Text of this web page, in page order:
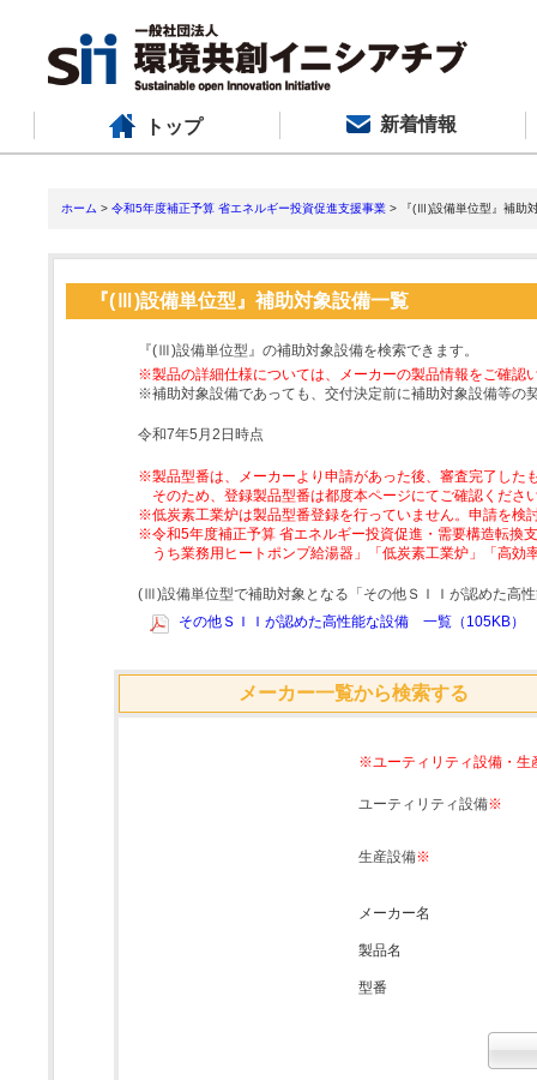
トップ 新着情報
ホーム > 令和5年度補正予算 省エネルギー投資促進支援事業 > 『(Ⅲ)設備単位型』補助
『(Ⅲ)設備単位型』補助対象設備一覧
『(Ⅲ)設備単位型』の補助対象設備を検索できます。
※製品の詳細仕様については、メーカーの製品情報をご確認
※補助対象設備であっても、交付決定前に補助対象設備等の
令和7年5月2日時点
※製品型番は、メーカーより申請があった後、審査完了した
そのため、登録製品型番は都度本ページにてご確認くださ
※低炭素工業炉は製品型番登録を行っていません。申請を検
※令和5年度補正予算 省エネルギー投資促進・需要構造転換
うち業務用ヒートポンプ給湯器」「低炭素工業炉」「高
(Ⅲ)設備単位型で補助対象となる「その他ＳＩＩが認めた高
その他ＳＩＩが認めた高性能な設備 一覧（105KB）
メーカー一覧から検索する
※ユーティリティ設備・生
ユーティリティ設備※
生産設備※
メーカー名
製品名
型番